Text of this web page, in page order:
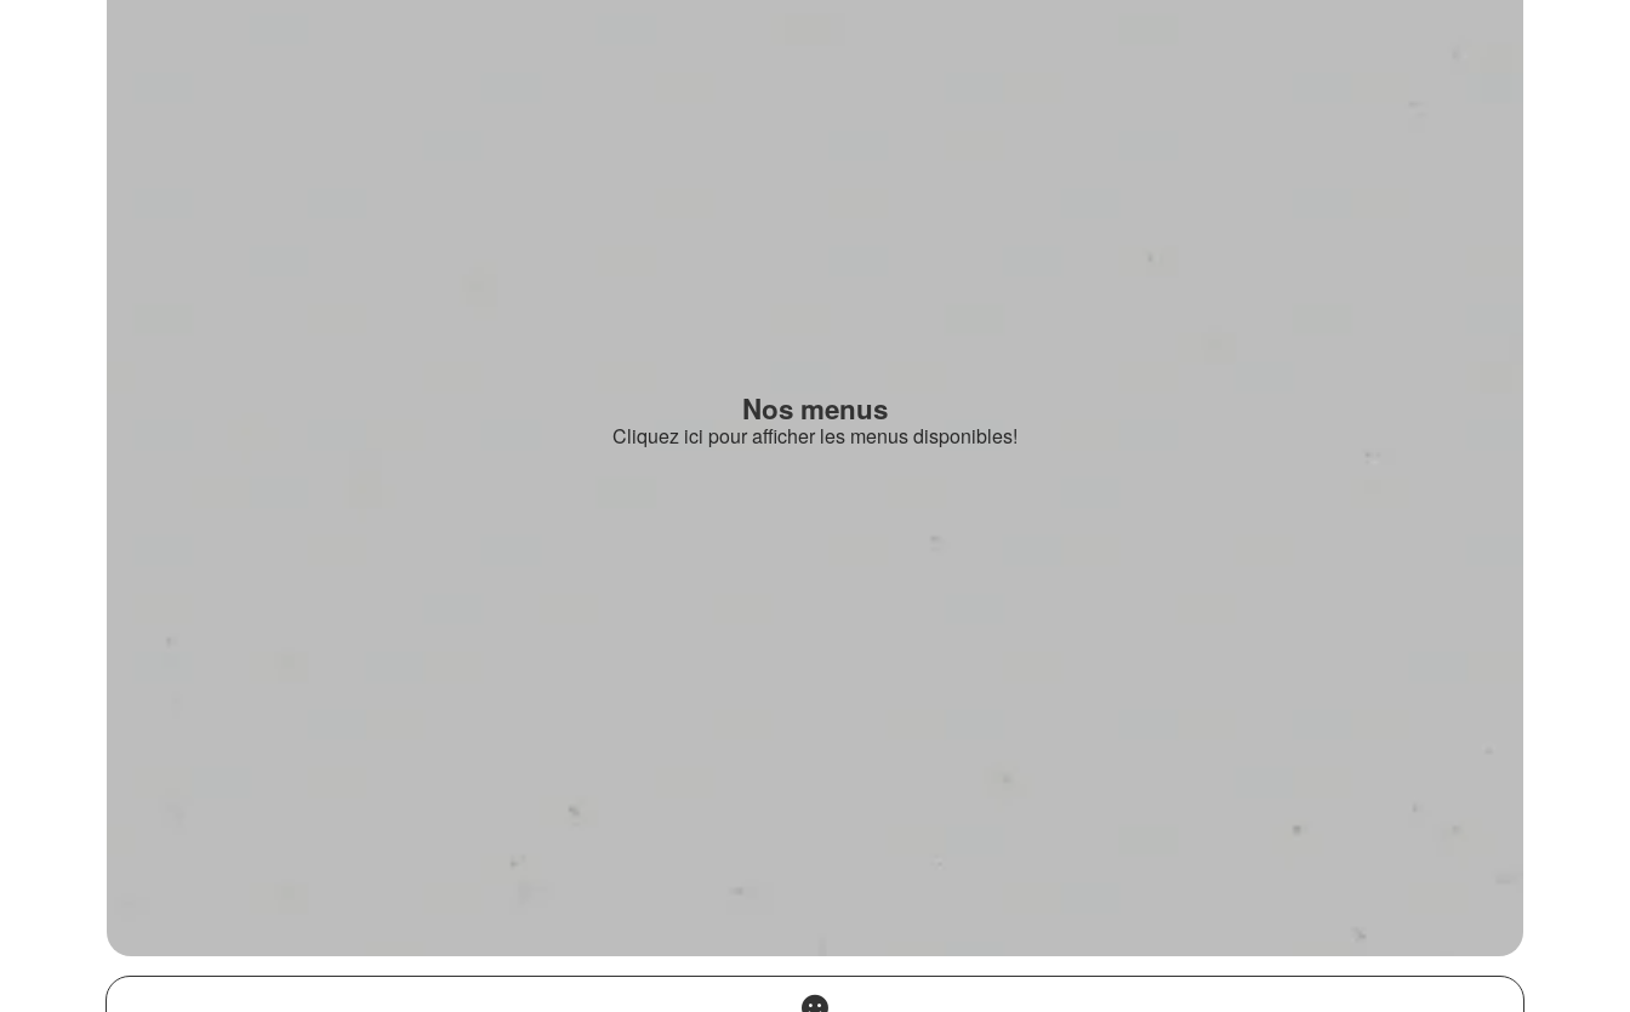
Nos menus
Cliquez ici pour afficher les menus disponibles!